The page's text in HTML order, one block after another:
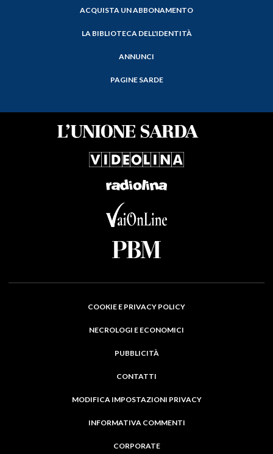
ACQUISTA UN ABBONAMENTO
LA BIBLIOTECA DELL'IDENTITÀ
ANNUNCI
PAGINE SARDE
COOKIE E PRIVACY POLICY
NECROLOGI E ECONOMICI
PUBBLICITÀ
CONTATTI
MODIFICA IMPOSTAZIONI PRIVACY
INFORMATIVA COMMENTI
CORPORATE